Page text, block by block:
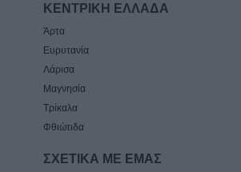
ΚΕΝΤΡΙΚΗ ΕΛΛΑΔΑ
Άρτα
Ευρυτανία
Λάρισα
Μαγνησία
Τρίκαλα
Φθιώτιδα
ΣΧΕΤΙΚΑ ΜΕ ΕΜΑΣ